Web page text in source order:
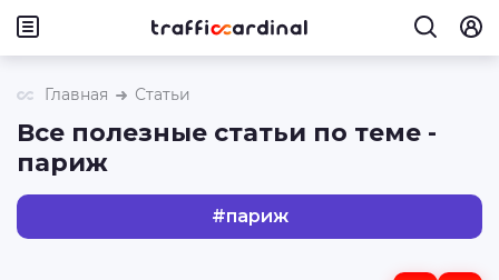
Главная Статьи
Все полезные статьи по теме -
париж
#париж